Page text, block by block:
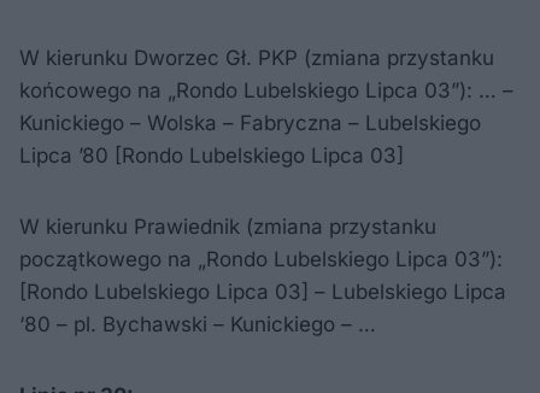
W kierunku Dworzec Gł. PKP (zmiana przystanku
końcowego na „Rondo Lubelskiego Lipca 03”): … –
Kunickiego – Wolska – Fabryczna – Lubelskiego
Lipca ’80 [Rondo Lubelskiego Lipca 03]
W kierunku Prawiednik (zmiana przystanku
początkowego na „Rondo Lubelskiego Lipca 03”):
[Rondo Lubelskiego Lipca 03] – Lubelskiego Lipca
‘80 – pl. Bychawski – Kunickiego – …